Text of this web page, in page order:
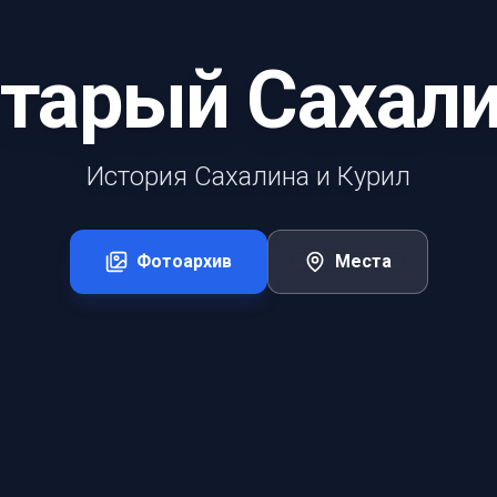
История Сахалина и Курил
Фотоархив Места